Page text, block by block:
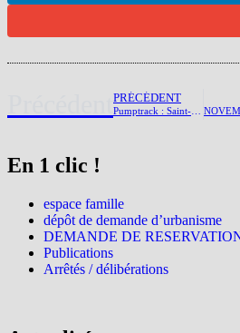
PRÉCÉDENT
En 1 clic !
espace famille
dépôt de demande d’urbanisme
DEMANDE DE
Publications
Arrêtés / délibérations